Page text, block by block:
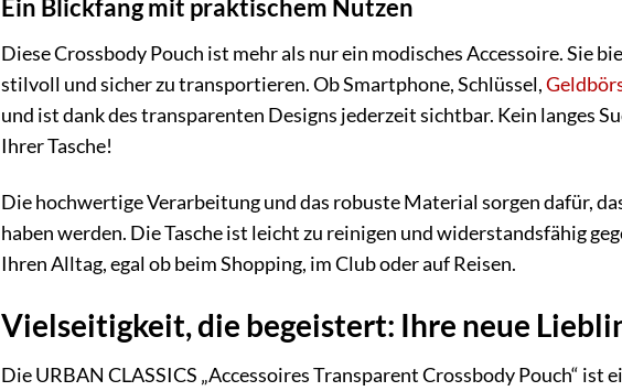
Ein Blickfang mit praktischem Nutzen
Diese Crossbody Pouch ist mehr als nur ein modisches Accessoire. Sie
stilvoll und sicher zu transportieren. Ob Smartphone, Schlüssel,
und ist dank des transparenten Designs jederzeit sichtbar. Kein langes
Ihrer Tasche!
Die hochwertige Verarbeitung und das robuste Material sorgen dafür,
haben werden. Die Tasche ist leicht zu reinigen und widerstandsfähig
Ihren Alltag, egal ob beim Shopping, im Club oder auf Reisen.
Vielseitigkeit, die begeistert: Ihre neue
Die URBAN CLASSICS „Accessoires Transparent Crossbody Pouch“